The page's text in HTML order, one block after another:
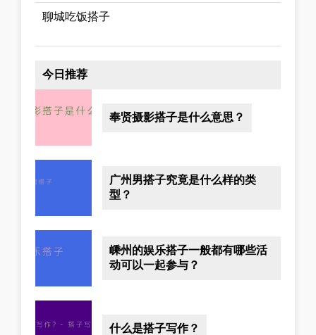
聊城吃饭搭子
今日推荐
奉贤摄影搭子是什么意思？
广州男搭子究竟是什么样的类
型？
嵊州的娱乐搭子一般都有哪些活
动可以一起参与？
什么是搭子写作？